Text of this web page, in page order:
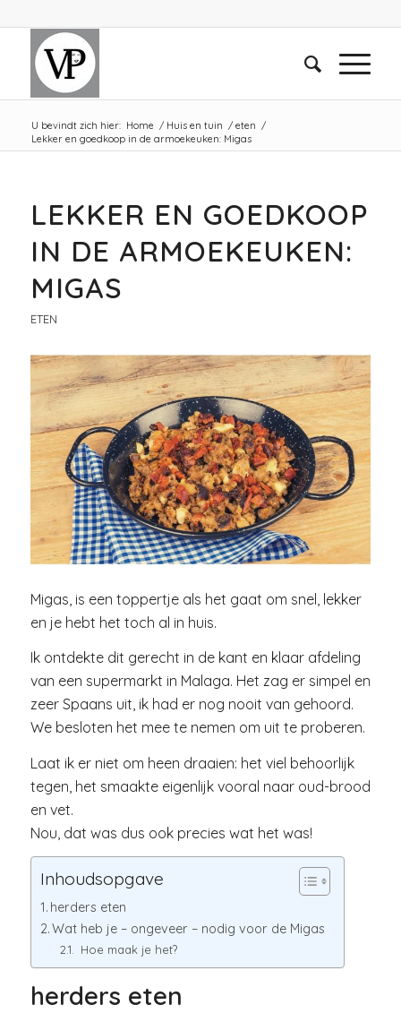
U bevindt zich hier: Home / Huis en tuin / eten /
Lekker en goedkoop in de armoekeuken: Migas
LEKKER EN GOEDKOOP
IN DE ARMOEKEUKEN:
MIGAS
ETEN
Migas, is een toppertje als het gaat om snel, lekker
en je hebt het toch al in huis.
Ik ontdekte dit gerecht in de kant en klaar afdeling
van een supermarkt in Malaga. Het zag er simpel en
zeer Spaans uit, ik had er nog nooit van gehoord.
We besloten het mee te nemen om uit te proberen.
Laat ik er niet om heen draaien: het viel behoorlijk
tegen, het smaakte eigenlijk vooral naar oud-brood
en vet.
Nou, dat was dus ook precies wat het was!
Inhoudsopgave
herders eten
Wat heb je – ongeveer – nodig voor de Migas
Hoe maak je het?
herders eten